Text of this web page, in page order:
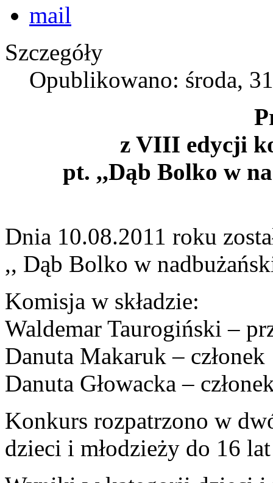
Szczegóły
Opublikowano: środa,
z VIII edycji
pt. ,,Dąb Bolko w
Dnia 10.08.2011 roku
,, Dąb Bolko w
Komisja w składzie:
Waldemar Taurogiński –
Danuta Makaruk – członek
Danuta Głowacka –
Konkurs rozpatrzono w
dzieci i młodzieży do 16